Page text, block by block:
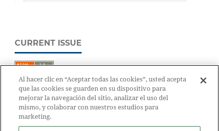
CURRENT ISSUE
Al hacer clic en “Aceptar todas las cookies”, usted acepta
que las cookies se guarden en su dispositivo para
mejorar la navegación del sitio, analizar el uso del
mismo, y colaborar con nuestros estudios para
marketing.